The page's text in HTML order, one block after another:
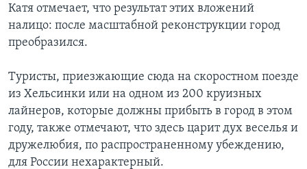
Катя отмечает, что результат этих вложений
налицо: после масштабной реконструкции город
преобразился.
Туристы, приезжающие сюда на скоростном поезде
из Хельсинки или на одном из 200 круизных
лайнеров, которые должны прибыть в город в этом
году, также отмечают, что здесь царит дух веселья и
дружелюбия, по распространенному убеждению,
для России нехарактерный.